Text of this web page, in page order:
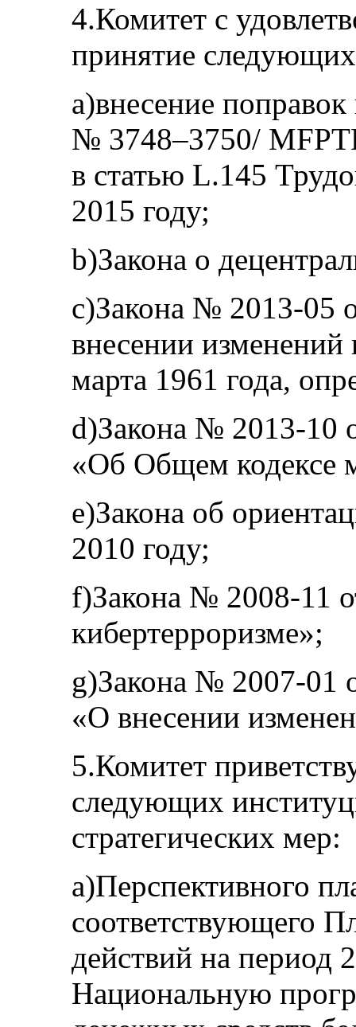
4.Комитет с
принятие
a)внесение
№ 3748–3750/
в статью L.145
2015 году;
b)Закона о
c)Закона № 2013-05
внесении
марта 1961 года,
d)Закона № 2013-10
«Об Общем кодексе
e)Закона об
2010 году;
f)Закона № 2008-11
кибертерроризме»;
g)Закона № 2007-01
«О внесении
5.Комитет
следующих
стратегических мер:
a)Перспективного
соответствующего
действий на период
Национальную